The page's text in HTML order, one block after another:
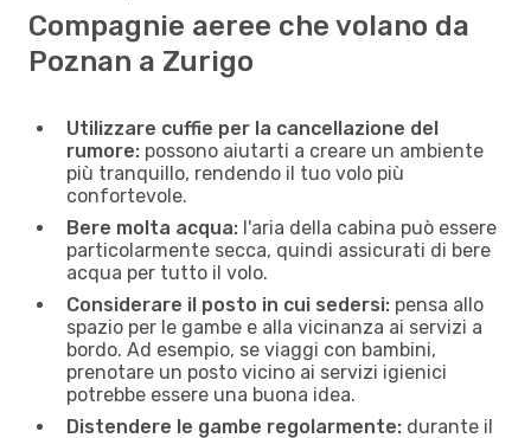
Compagnie aeree che volano da
Poznan a Zurigo
Utilizzare cuffie per la cancellazione del
rumore: possono aiutarti a creare un ambiente
più tranquillo, rendendo il tuo volo più
confortevole.
Bere molta acqua: l'aria della cabina può essere
particolarmente secca, quindi assicurati di bere
acqua per tutto il volo.
Considerare il posto in cui sedersi: pensa allo
spazio per le gambe e alla vicinanza ai servizi a
bordo. Ad esempio, se viaggi con bambini,
prenotare un posto vicino ai servizi igienici
potrebbe essere una buona idea.
Distendere le gambe regolarmente: durante il